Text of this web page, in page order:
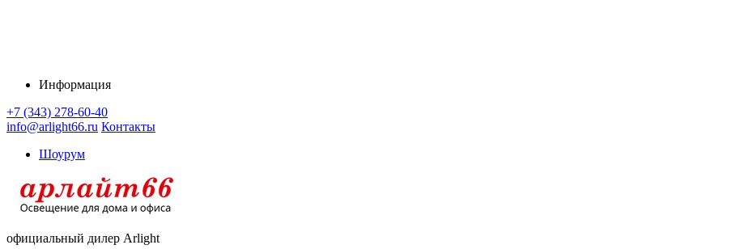
Информация
+7 (343) 278-60-40
info@arlight66.ru Контакты
Шоурум
официальный дилер Arlight